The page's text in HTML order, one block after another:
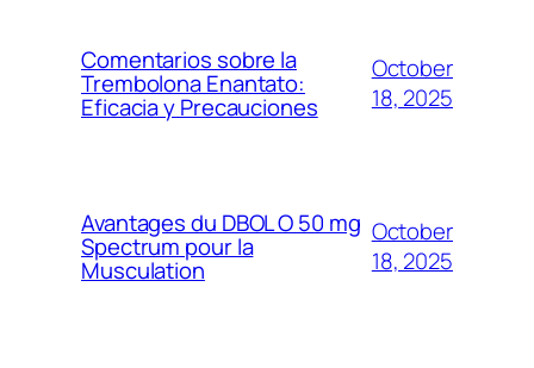
Comentarios sobre la
Trembolona Enantato:
Eficacia y Precauciones
October
18, 2025
Avantages du DBOL O 50 mg
Spectrum pour la
Musculation
October
18, 2025